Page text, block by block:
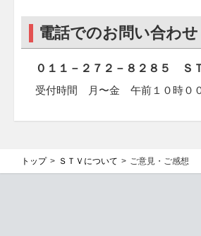
電話でのお問い合わせ
０１１－２７２－８２８５ Ｓ
受付時間 月〜金 午前１０時０
トップ ＳＴＶについて ご意見・ご感想